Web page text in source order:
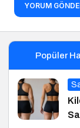
YORUM
Popüler